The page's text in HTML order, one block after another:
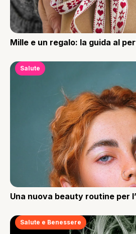
Mille e un regalo: la guida al
Salute
Una nuova beauty routine per
Salute e Benessere